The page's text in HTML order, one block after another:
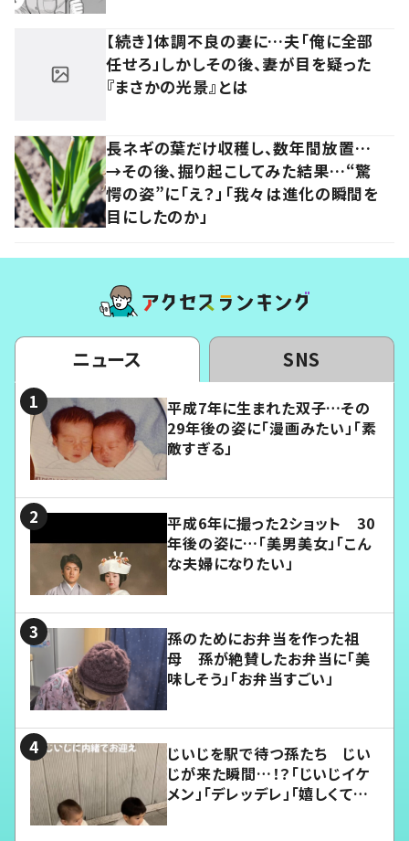
【続き】体調不良の妻に…夫「俺に全部
任せろ」しかしその後、妻が目を疑った
『まさかの光景』とは
長ネギの葉だけ収穫し、数年間放置…
→その後、掘り起こしてみた結果…“驚
愕の姿”に「え？」「我々は進化の瞬間を
目にしたのか」
ニュース SNS
平成7年に生まれた双子…その
29年後の姿に「漫画みたい」「素
敵すぎる」
平成6年に撮った2ショット 30
年後の姿に…「美男美女」「こん
な夫婦になりたい」
孫のためにお弁当を作った祖
母 孫が絶賛したお弁当に「美
味しそう」「お弁当すごい」
じいじを駅で待つ孫たち じい
じが来た瞬間…！？「じいじイケ
メン」「デレッデレ」「嬉しくて可